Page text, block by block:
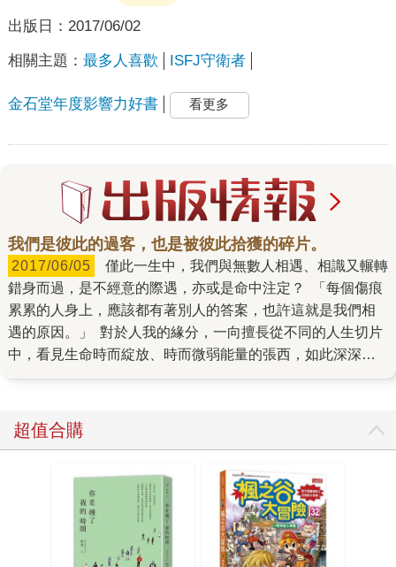
出版日： 2017/06/02
相關主題： 最多人喜歡 ISFJ守衛者
金石堂年度影響力好書 看更多
我們是彼此的過客，也是被彼此拾獲的碎片。
2017/06/05
錯身而過，是不經意的際遇，亦或是命中注定？ 「每個傷痕
累累的人身上，應該都有著別人的答案，也許這就是我們相
遇的原因。」 對於人我的緣分，一向擅長從不同的人生切片
中，看見生命時而綻放、時而微弱能量的張西，如此深深感
西在Facebook上創立了一個名為故事貿易公司的粉絲專頁，
開始用一份甜點和一個陌生人交換一個故事。二○一四年，她
經，在粉絲專頁上寫下一個又一個的紀錄。在二○一五年七
月，她被三采出版社找到後，二○一六年五月，出版了她的第
一本書《把你的名字曬一曬》。 第一次，她以張西的名字，
深深地走進讀者心裡。 這一次，張西以一封情書換一張沙發
超值合購